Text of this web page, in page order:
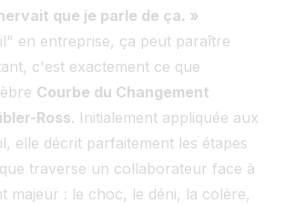
que je parle de ça. »
en entreprise, ça peut paraître
c'est exactement ce que
Courbe du Changement
Ross. Initialement appliquée aux
elle décrit parfaitement les étapes
traverse un collaborateur face à
majeur : le choc, le déni, la colère,